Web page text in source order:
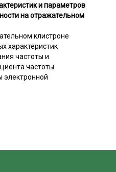
и параметров
на отражательном
клистроне
характеристик
частоты и
частоты
электронной